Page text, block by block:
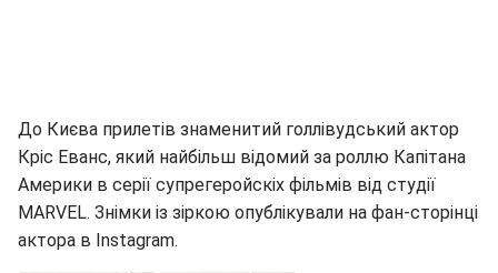
До Києва прилетів знаменитий голлівудський актор
Кріс Еванс, який найбільш відомий за роллю Капітана
Америки в серії супрегеройскіх фільмів від студії
MARVEL. Знімки із зіркою опублікували на фан-сторінці
актора в Instagram.